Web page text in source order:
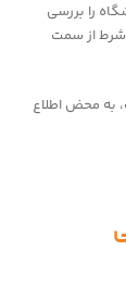
را بررسی
شرط از سمت
به محض اطلاع